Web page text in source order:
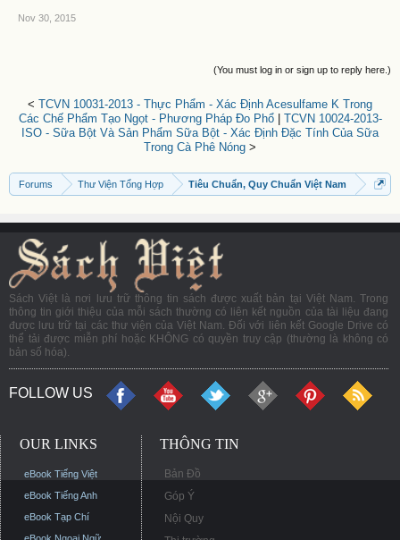
Nov 30, 2015
(You must log in or sign up to reply here.)
< TCVN 10031-2013 - Thực Phẩm - Xác Định Acesulfame K Trong
Các Chế Phẩm Tạo Ngọt - Phương Pháp Đo Phổ| TCVN 10024-2013-
ISO - Sữa Bột Và Sản Phẩm Sữa Bột - Xác Định Đặc Tính Của Sữa
Trong Cà Phê Nóng >
Forums Thư Viện Tổng Hợp Tiêu Chuẩn, Quy Chuẩn Việt Nam
Sách Việt là nơi lưu trữ thông tin sách được xuất bản tại Việt Nam. Trong
thông tin giới thiệu của mỗi sách thường có liên kết nguồn của tài liệu đang
được lưu trữ tại các thư viện của Việt Nam. Đối với liên kết Google Drive có
thể tải được miễn phí hoặc KHÔNG có quyền truy cập (thường là không có
bản số hóa).
FOLLOW US
OUR LINKS
eBook Tiếng Việt
eBook Tiếng Anh
eBook Tạp Chí
THÔNG TIN
Bản Đồ
Góp Ý
Nội Quy